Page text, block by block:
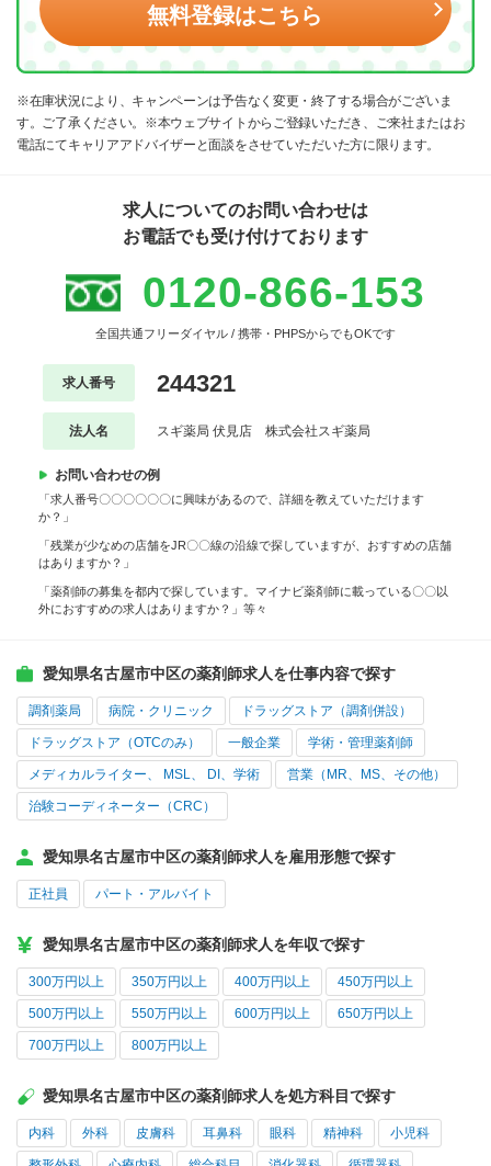
無料登録はこちら
※在庫状況により、キャンペーンは予告なく変更・終了する場合がございま
す。ご了承ください。※本ウェブサイトからご登録いただき、ご来社またはお
電話にてキャリアアドバイザーと面談をさせていただいた方に限ります。
求人についてのお問い合わせは
お電話でも受け付けております
0120-866-153
全国共通フリーダイヤル / 携帯・PHPSからでもOKです
求人番号 244321
法人名 スギ薬局 伏見店 株式会社スギ薬局
お問い合わせの例
「求人番号〇〇〇〇〇〇に興味があるので、詳細を教えていただけます
か？」
「残業が少なめの店舗をJR〇〇線の沿線で探していますが、おすすめの店舗
はありますか？」
「薬剤師の募集を都内で探しています。マイナビ薬剤師に載っている〇〇以
外におすすめの求人はありますか？」等々
愛知県名古屋市中区の薬剤師求人を仕事内容で探す
調剤薬局 病院・クリニック ドラッグストア（調剤併設）
ドラッグストア（OTCのみ） 一般企業 学術・管理薬剤師
メディカルライター、 MSL、 DI、学術 営業（MR、MS、その他）
治験コーディネーター（CRC）
愛知県名古屋市中区の薬剤師求人を雇用形態で探す
正社員 パート・アルバイト
愛知県名古屋市中区の薬剤師求人を年収で探す
300万円以上 350万円以上 400万円以上 450万円以上
500万円以上 550万円以上 600万円以上 650万円以上
700万円以上 800万円以上
愛知県名古屋市中区の薬剤師求人を処方科目で探す
内科 外科 皮膚科 耳鼻科 眼科 精神科 小児科